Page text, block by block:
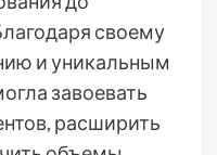
своему
и уникальным
завоевать
расширить